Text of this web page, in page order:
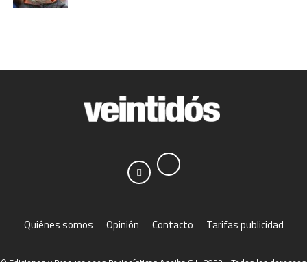
Quiénes somos Opinión Contacto Tarifas publicidad